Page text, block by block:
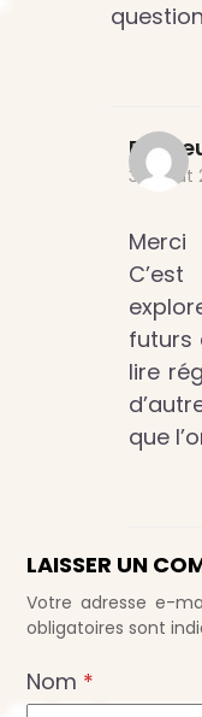
30 août
futurs
lire
que
LAISSER UN
Votre adresse e-
obligatoires sont
Nom *